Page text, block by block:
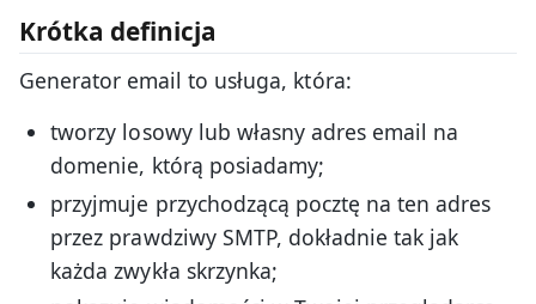
Krótka definicja
Generator email to usługa, która:
tworzy losowy lub własny adres email na
domenie, którą posiadamy;
przyjmuje przychodzącą pocztę na ten adres
przez prawdziwy SMTP, dokładnie tak jak
każda zwykła skrzynka;